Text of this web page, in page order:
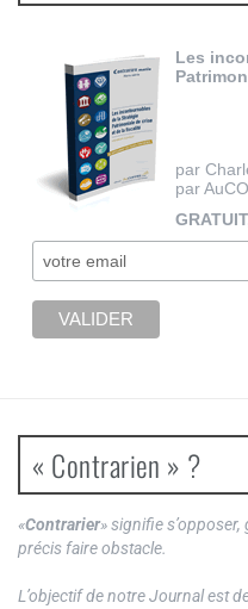
Les
par
par
« Contrarien » ?
«Contrarier» signifie
précis faire obstacle.
L’objectif de notre Journal est